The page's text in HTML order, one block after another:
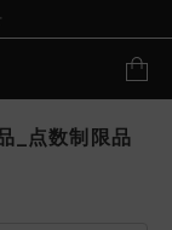
_点数制限品